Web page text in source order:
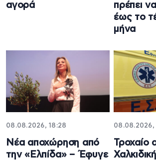
αγορά
πρέπει
έως το
μήνα
08.08.2026, 18:28
Νέα αποχώρηση από
την «Ελπίδα» – Έφυγε
08.08.2026,
Τροχαίο